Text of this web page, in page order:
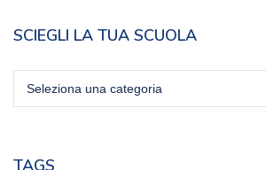
SCIEGLI LA TUA SCUOLA
Sciegli
TAGS